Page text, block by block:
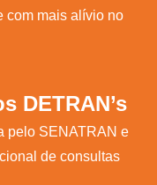
com mais alívio no
DETRAN’s
pelo SENATRAN e
de consultas